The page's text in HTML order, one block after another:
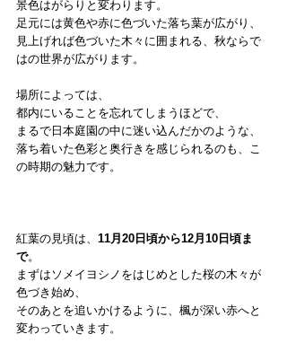
景色はがらりと変わります。
足元には黄色や赤に色づいた落ち葉が広がり、
見上げれば色づいた木々に囲まれる、秋ならで
はの世界が広がります。
場所によっては、
都内にいることを忘れてしまうほどで、
まるで日本庭園の中に迷い込んだかのような、
落ち着いた色彩と奥行きを感じられるのも、こ
の時期の魅力です。
紅葉の見頃は、 11月20日頃から12月10日頃ま
で。
まずはソメイヨシノをはじめとした桜の木々が
色づき始め、
そのあとを追いかけるように、楓が深い赤へと
変わっていきます。